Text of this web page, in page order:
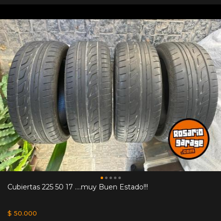
Cubiertas 225 50 17 ….muy Buen Estado!!!
$ 50.000